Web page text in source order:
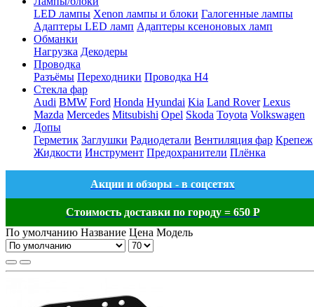
LED лампы Xenon лампы и блоки Галогенные лампы
Адаптеры LED ламп Адаптеры ксеноновых ламп
Обманки
Нагрузка Декодеры
Проводка
Разъёмы Переходники Проводка H4
Стекла фар
Audi BMW Ford Honda Hyundai Kia Land Rover Lexus
Mazda Mercedes Mitsubishi Opel Skoda Toyota Volkswagen
Допы
Герметик Заглушки Радиодетали Вентиляция фар Крепеж
Жидкости Инструмент Предохранители Плёнка
Акции и обзоры - в соцсетях
Стоимость доставки по городу = 650 Р
По умолчанию Название Цена Модель